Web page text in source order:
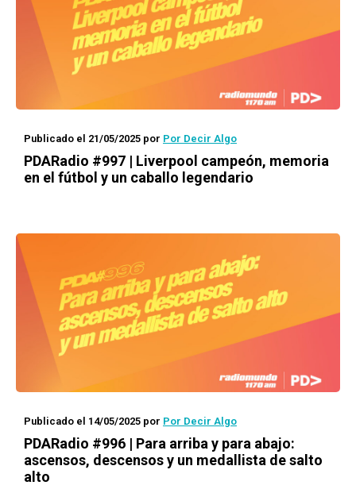
Publicado el 21/05/2025 por Por Decir Algo
PDARadio #997 | Liverpool campeón, memoria
en el fútbol y un caballo legendario
Publicado el 14/05/2025 por Por Decir Algo
PDARadio #996 | Para arriba y para abajo:
ascensos, descensos y un medallista de salto
alto